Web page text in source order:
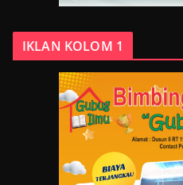
IKLAN KOLOM 1